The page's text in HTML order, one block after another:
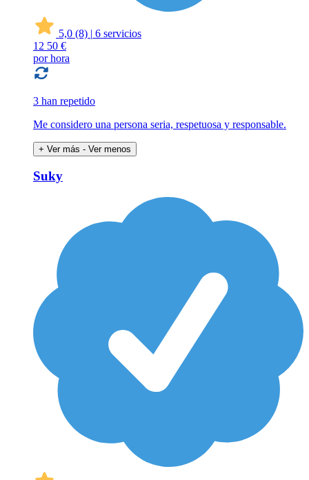
5,0 (8) | 6 servicios
12 50 €
por hora
3 han repetido
Me considero una persona seria, respetuosa y responsable.
+ Ver más - Ver menos
Suky